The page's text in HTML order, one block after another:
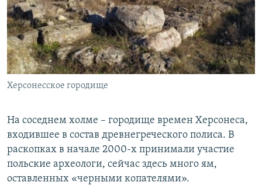
Херсонесское городище
На соседнем холме – городище времен Херсонеса,
входившее в состав древнегреческого полиса. В
раскопках в начале 2000-х принимали участие
польские археологи, сейчас здесь много ям,
оставленных «черными копателями».